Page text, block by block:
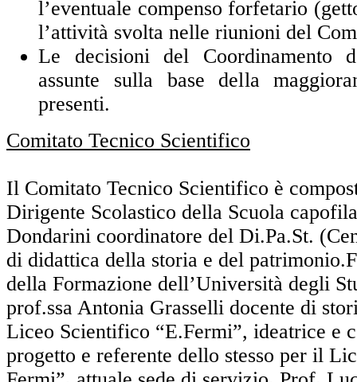
l’eventuale compenso forfetario
l’attività svolta nelle riunioni del
Le decisioni del Coordinamento
assunte sulla base della
presenti.
Comitato Tecnico Scientifico
Il Comitato Tecnico Scientifico è
Dirigente Scolastico della Scuola
Dondarini coordinatore del Di.Pa.St. (
di didattica della storia e del
della Formazione dell’Università degli
prof.ssa Antonia Grasselli docente di
Liceo Scientifico “E.Fermi”, ideatrice e
progetto e referente dello stesso per il